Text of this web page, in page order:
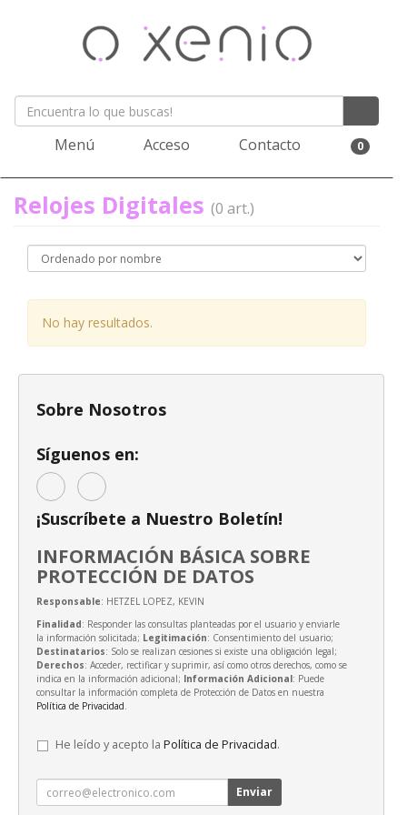
Menú Acceso Contacto 0
Relojes Digitales (0 art.)
No hay resultados.
Sobre Nosotros
Síguenos en:
¡Suscríbete a Nuestro Boletín!
INFORMACIÓN BÁSICA SOBRE
PROTECCIÓN DE DATOS
Responsable: HETZEL LOPEZ, KEVIN
Finalidad: Responder las consultas planteadas por el usuario y enviarle
la información solicitada; Legitimación: Consentimiento del usuario;
Destinatarios: Solo se realizan cesiones si existe una obligación legal;
Derechos: Acceder, rectificar y suprimir, así como otros derechos, como se
indica en la información adicional; Información Adicional: Puede
consultar la información completa de Protección de Datos en nuestra
Política de Privacidad.
He leído y acepto la Política de Privacidad.
Enviar